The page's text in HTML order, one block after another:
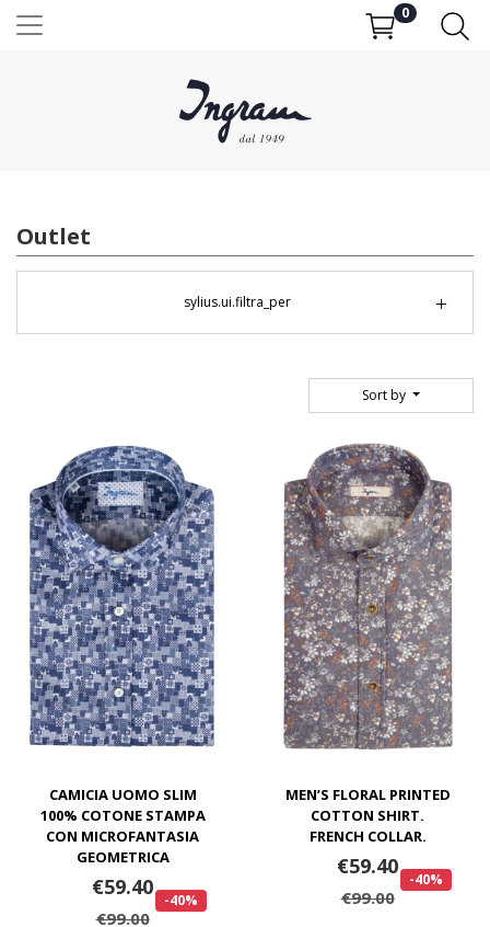
0
Outlet
sylius.ui.filtra_per
Sort by
CAMICIA UOMO SLIM
100% COTONE STAMPA
CON MICROFANTASIA
GEOMETRICA
€59.40
€99.00
-40%
MEN’S FLORAL PRINTED
COTTON SHIRT.
FRENCH COLLAR.
€59.40
€99.00
-40%